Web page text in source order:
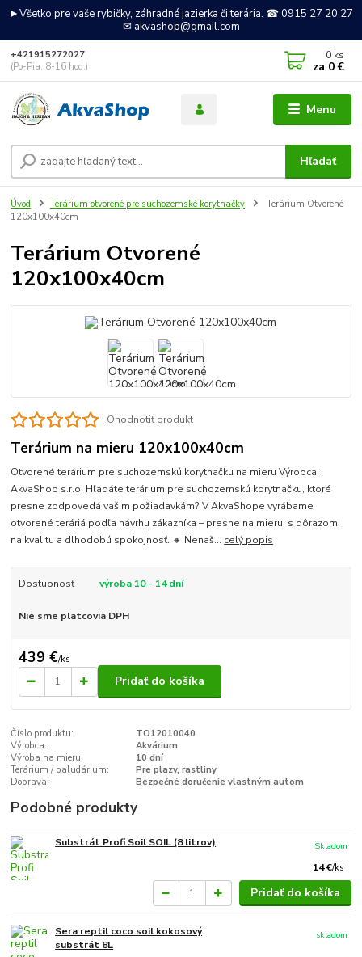
►Všetko pre vaše rybičky, záhradné jazierka či terária. ☎ 0915 27 20 27
✉ akvashop@gmail.com
Menu
Hľadať
+421915272027
(Po-Pia, 8-16 hod.)
0 ks
za 0 €
Úvod Terárium otvorené pre suchozemské korytnačky
Terárium Otvorené
120x100x40cm
Terárium Otvorené
120x100x40cm
Ohodnotiť produkt
Terárium na mieru 120x100x40cm
Otvorené terárium pre suchozemskú korytnačku na mieru Výrobca:
AkvaShop s.r.o. Hľadáte terárium pre suchozemskú korytnačku, ktoré
presne zodpovedá vašim požiadavkám? V AkvaShope vyrábame
otvorené teráriá podľa návrhu zákazníka – presne na mieru, s dôrazom
na kvalitu a dlhodobú spokojnosť. 🔸 Nenaš... celý popis
Dostupnosť výroba 10 - 14 dní
Nie sme platcovia DPH
439 €/ks
Pridať do košíka
Číslo produktu:
TO12010040
Výrobca:
Akvárium
Výroba na mieru:
10 dní
Terárium / paludárium:
Pre plazy, rastliny
Doprava:
Bezpečné doručenie vlastným autom
Podobné produkty
Substrát Profi Soil SOIL (8 litrov)
14 €/ks
Skladom
Pridať do košíka
Sera reptil coco soil kokosový
substrát 8L
skladom